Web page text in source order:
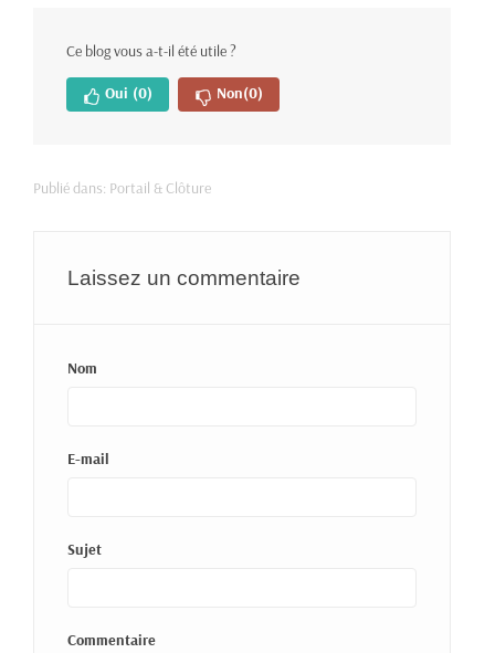
Ce blog vous a-t-il été utile ?
Oui (0) Non(0)
Publié dans: Portail & Clôture
Laissez un commentaire
Nom
E-mail
Sujet
Commentaire